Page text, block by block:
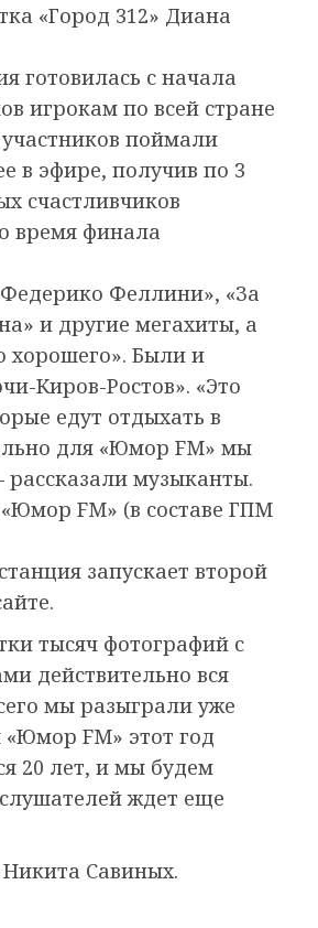
«Город 312» Диана
готовилась с начала
игрокам по всей стране
поймали
в эфире, получив по 3
счастливчиков
время финала
Феллини», «За
и другие мегахиты, а
хорошего». Были и
Киров-Ростов». «Это
едут отдыхать в
для «Юмор FM» мы
музыканты.
FM» (в составе ГПМ
запускает второй
тысяч фотографий с
действительно вся
мы разыграли уже
FM» этот год
20 лет, и мы будем
ждет еще
Савиных.